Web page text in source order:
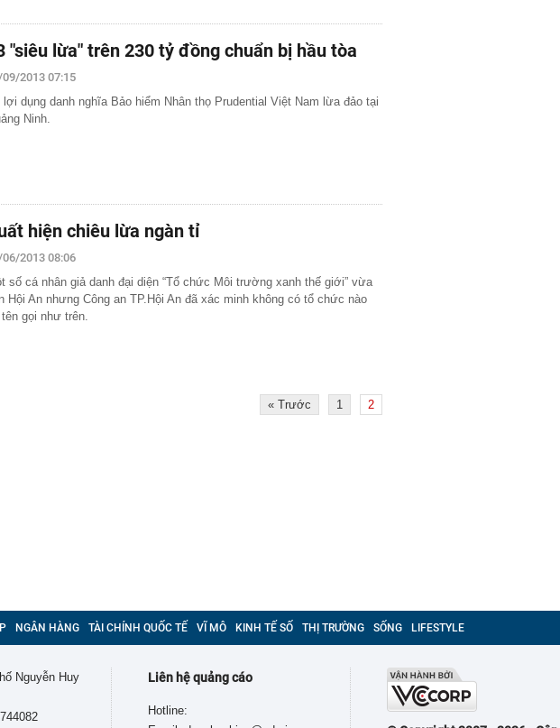
SH, xe tay ga Ý Lambretta J200 lộ diện sở hữu
giật cấp 8 trên Vịnh Bắc Bộ, nhiều vùng biển sóng
cứu' đồng minh của Mỹ
xới cơm lại có những chấm tròn? Hơn 90% người
đôi cùng tốt nghiệp Xuất sắc Đại học Ngoại ngữ
"siêu lừa" trên 230 tỷ đồng chuẩn bị hầu tòa
09/2013 07:15
lợi dụng danh nghĩa Bảo hiểm Nhân thọ Prudential Việt Nam lừa đảo tại
Ninh.
hiện chiêu lừa ngàn tỉ
2013 08:06
số cá nhân giả danh đại diện “Tổ chức Môi trường xanh thế giới” vừa
Hội An nhưng Công an TP.Hội An đã xác minh không có tổ chức nào
gọi như trên.
« Trước 1 2
NGÂN HÀNG TÀI CHÍNH QUỐC TẾ VĨ MÔ KINH TẾ SỐ THỊ TRƯỜNG SỐNG LIFESTYLE
Nguyễn Huy
Liên hệ quảng cáo
Hotline: